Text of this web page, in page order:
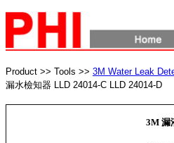
Product >> Tools >> 3M Water Leak
漏水檢知器 LLD 24014-C LLD 24014-D
3M 漏